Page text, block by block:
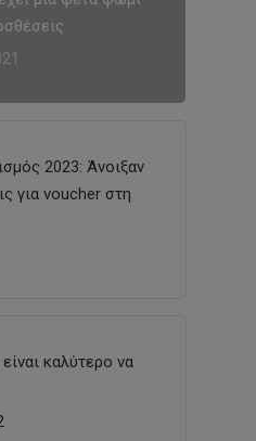
2023: Άνοιξαν
για voucher στη
καλύτερο να